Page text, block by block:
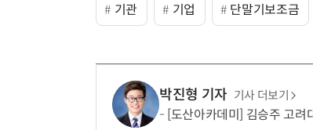
기관 기업 단말기보조금
박진형 기자 기사 더보기
[도산아카데미] 김승주 고